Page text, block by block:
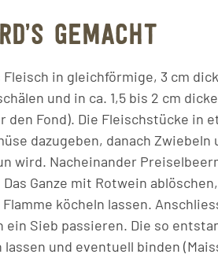
GEMACHT
in gleichförmige, 3 cm
und in ca. 1,5 bis 2 cm
den Fond). Die Fleischstücke in
dazugeben, danach
wird. Nacheinander
Ganze mit Rotwein
köcheln lassen.
ein Sieb passieren. Die so
lassen und eventuell binden